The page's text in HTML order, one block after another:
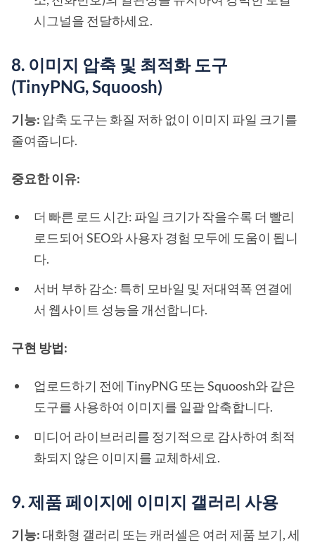
시그널을 전달하세요.
8. 이미지 압축 및 최적화 도구
(TinyPNG, Squoosh)
기능: 압축 도구는 화질 저하 없이 이미지 파일 크기를
줄여줍니다.
중요한 이유:
더 빠른 로드 시간: 파일 크기가 작을수록 더 빨리
로드되어 SEO와 사용자 경험 모두에 도움이 됩니
다.
서버 부하 감소: 특히 모바일 및 저대역폭 연결에
서 웹사이트 성능을 개선합니다.
구현 방법:
업로드하기 전에 TinyPNG 또는 Squoosh와 같은
도구를 사용하여 이미지를 일괄 압축합니다.
미디어 라이브러리를 정기적으로 감사하여 최적
화되지 않은 이미지를 교체하세요.
9. 제품 페이지에 이미지 갤러리 사용
기능: 대화형 갤러리 또는 캐러셀은 여러 제품 보기, 세